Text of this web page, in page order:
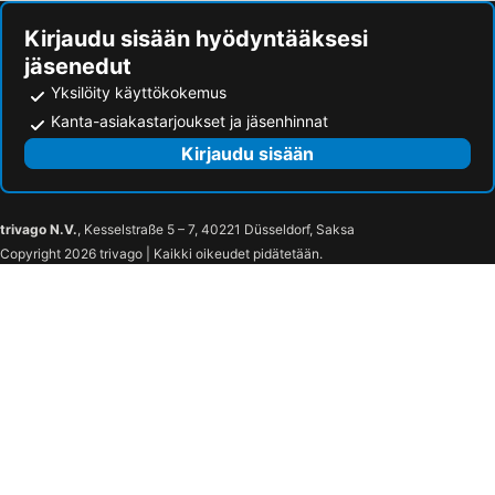
Kirjaudu sisään hyödyntääksesi
jäsenedut
Yksilöity käyttökokemus
Kanta-asiakastarjoukset ja jäsenhinnat
Kirjaudu sisään
trivago N.V., Kesselstraße 5 – 7, 40221 Düsseldorf, Saksa
Copyright 2026 trivago | Kaikki oikeudet pidätetään.